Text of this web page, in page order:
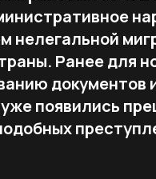
Ранее для
документов
появились